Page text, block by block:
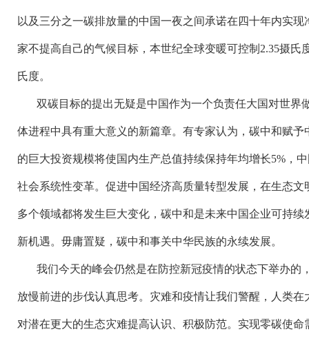
以及三分之一碳排放量的中国一夜之间承诺在四十年内实
家不提高自己的气候目标，本世纪全球变暖可控制2.35摄氏
氏度。
双碳目标的提出无疑是中国作为一个负责任大国对世界
体进程中具有重大意义的新篇章。有专家认为，碳中和赋
的巨大投资规模将使国内生产总值持续保持年均增长5%，
社会系统性变革。促进中国经济高质量转型发展，在生态
多个领域都将发生巨大变化，碳中和是未来中国企业可持
新机遇。毋庸置疑，碳中和事关中华民族的永续发展。
我们今天的峰会仍然是在防控新冠疫情的状态下举办的
放慢前进的步伐认真思考。灾难和疫情让我们警醒，人类
对潜在更大的生态灾难提高认识、积极防范。实现零碳使